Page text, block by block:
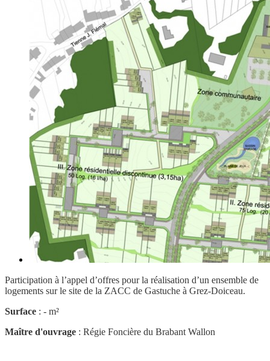
Participation à l’appel d’offres pour la réalisation d’un ensemble de
logements sur le site de la ZACC de Gastuche à Grez-Doiceau.
Surface : - m²
Maître d'ouvrage : Régie Foncière du Brabant Wallon